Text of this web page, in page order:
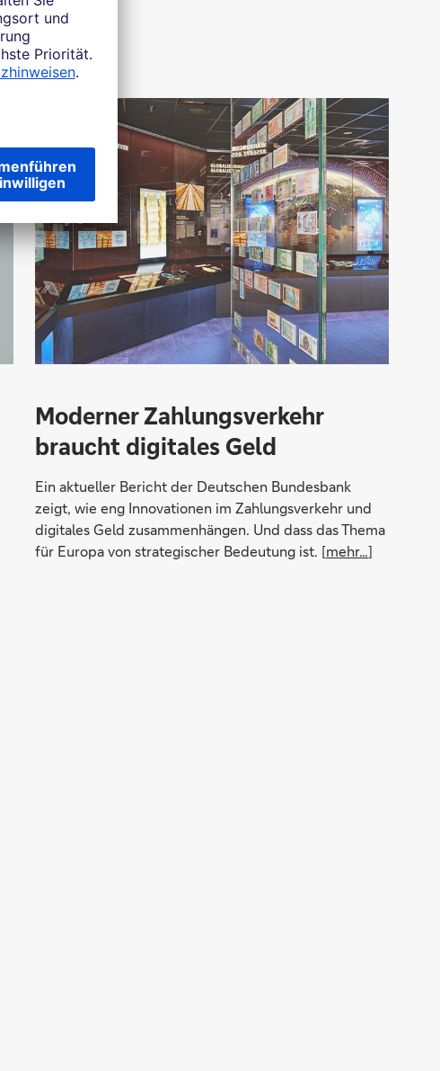
Moderner Zahlungsverkehr
braucht digitales Geld
Ein aktueller Bericht der Deutschen Bundesbank
zeigt, wie eng Innovationen im Zahlungsverkehr und
digitales Geld zusammenhängen. Und dass das Thema
für Europa von strategischer Bedeutung ist. [mehr…]